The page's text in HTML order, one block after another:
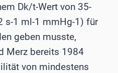
Dk/t-Wert von 35-
s-1 ml-1 mmHg-1) für
geben musste,
Merz bereits 1984
von mindestens